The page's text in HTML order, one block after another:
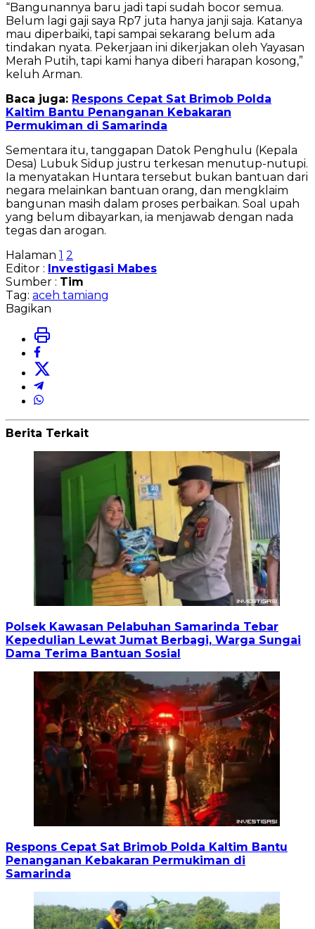
“Bangunannya baru jadi tapi sudah bocor semua.
Belum lagi gaji saya Rp7 juta hanya janji saja. Katanya
mau diperbaiki, tapi sampai sekarang belum ada
tindakan nyata. Pekerjaan ini dikerjakan oleh Yayasan
Merah Putih, tapi kami hanya diberi harapan kosong,”
keluh Arman.
Baca juga: Respons Cepat Sat Brimob Polda
Kaltim Bantu Penanganan Kebakaran
Permukiman di Samarinda
Sementara itu, tanggapan Datok Penghulu (Kepala
Desa) Lubuk Sidup justru terkesan menutup-nutupi.
Ia menyatakan Huntara tersebut bukan bantuan dari
negara melainkan bantuan orang, dan mengklaim
bangunan masih dalam proses perbaikan. Soal upah
yang belum dibayarkan, ia menjawab dengan nada
tegas dan arogan.
Halaman 1 2
Editor : Investigasi Mabes
Sumber : Tim
Tag: aceh tamiang
Bagikan
Berita Terkait
Polsek Kawasan Pelabuhan Samarinda Tebar
Kepedulian Lewat Jumat Berbagi, Warga Sungai
Dama Terima Bantuan Sosial
Respons Cepat Sat Brimob Polda Kaltim Bantu
Penanganan Kebakaran Permukiman di
Samarinda